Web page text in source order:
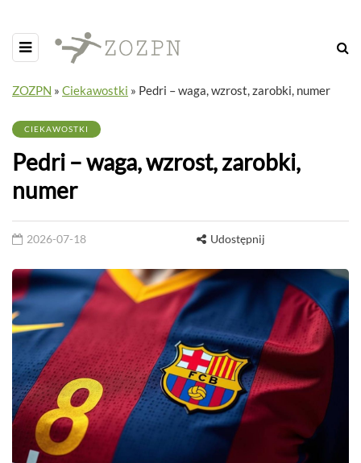
ZOZPN » Ciekawostki » Pedri – waga, wzrost, zarobki, numer
CIEKAWOSTKI
Pedri – waga, wzrost, zarobki,
numer
2026-07-18 Udostępnij